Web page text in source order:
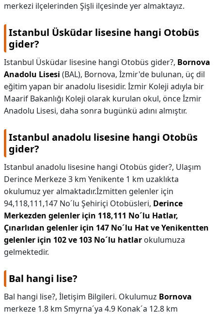
merkezi ilçelerinden Şişli ilçesinde yer almaktayız.
Istanbul Üsküdar lisesine hangi Otobüs
gider?
Istanbul Üsküdar lisesine hangi Otobüs gider?, Bornova
Anadolu Lisesi (BAL), Bornova, İzmir'de bulunan, üç dil
eğitim yapan bir anadolu lisesidir. İzmir Koleji adıyla bir
Maarif Bakanlığı Koleji olarak kurulan okul, önce İzmir
Anadolu Lisesi, daha sonra bugünkü adını almıştır.
Istanbul anadolu lisesine hangi Otobüs
gider?
Istanbul anadolu lisesine hangi Otobüs gider?, Ulaşım
Derince Merkeze 3 km Yenikente 1 km uzaklıkta
okulumuz yer almaktadır.İzmitten gelenler için
94,118,111,147 No´lu Şehiriçi Otobüsleri, Derince
Merkezden gelenler için 118,111 No´lu Hatlar,
Çınarlıdan gelenler için 147 No´lu Hat ve Yenikentten
gelenler için 102 ve 103 No´lu hatlar okulumuza
gelmektedir.
Bal hangi lise?
Bal hangi lise?, İletişim Bilgileri. Okulumuz Bornova
merkeze 1.8 km Smyrna´ya 4.9 Konak´a 12.8 km